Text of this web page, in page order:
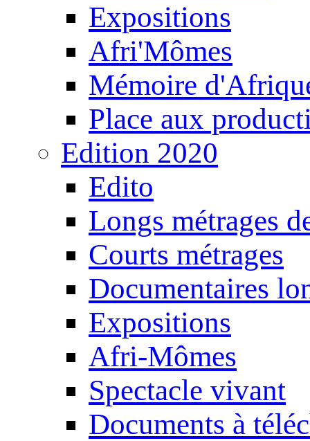
Expositions
Afri'Mômes
Mémoire
Place aux
Edition 2020
Edito
Longs métrages
Courts métrages
Documentaires
Expositions
Afri-Mômes
Spectacle vivant
Documents à